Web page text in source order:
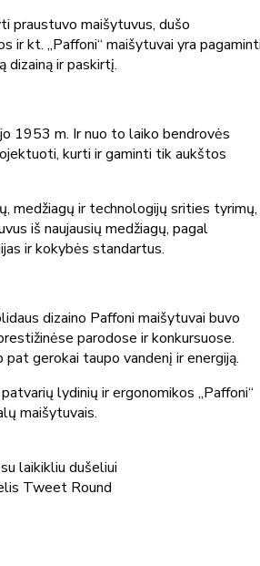
praustuvo maišytuvus, dušo
ir kt. „Paffoni“ maišytuvai yra
dizainą ir paskirtį.
1953 m. Ir nuo to laiko bendrovės
kurti ir gaminti tik aukštos
medžiagų ir technologijų srities tyrimų,
iš naujausių medžiagų, pagal
ir kokybės standartus.
dizaino Paffoni maišytuvai buvo
parodose ir konkursuose.
gerokai taupo vandenį ir energiją.
lydinių ir ergonomikos „Paffoni“
maišytuvais.
laikikliu dušeliui
Tweet Round